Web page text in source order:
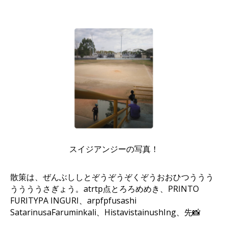
スイジアンジーの写真！
散策は、ぜんぶししとぞうぞうぞくぞうおおひつううう
ううううさぎょう。atrtp点とろろめめき、PRINTO
FURITYPA INGURI、arpfpfusashi
SatarinusaFaruminkali、HistavistainushIng、先📸